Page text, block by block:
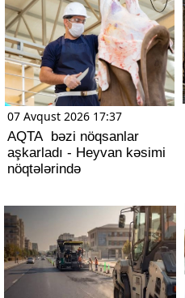
07 Avqust 2026 17:37
AQTA bəzi nöqsanlar
aşkarladı - Heyvan kəsimi
nöqtələrində